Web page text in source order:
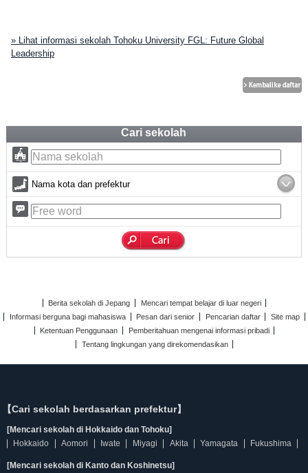
» Lihat informasi sekolah Tohoku University FGL: Future Global
Leadership
Cari sekolah
Nama kota dan prefektur
Berita sekolah di Jepang
Mencari tempat belajar di luar negeri
Informasi berguna bagi mahasiswa
Pesan dari senior Pencarian daftar
Site map
Ketentuan Penggunaan
Pemberitahuan mengenai informasi pribadi
Tentang lingkungan yang direkomendasikan
【Cari sekolah berdasarkan prefektur】
[Mencari sekolah di Hokkaido dan Tohoku]
Hokkaido
Aomori Iwate Miyagi Akita Yamagata Fukushima
[Mencari sekolah di Kanto dan Koshinetsu]